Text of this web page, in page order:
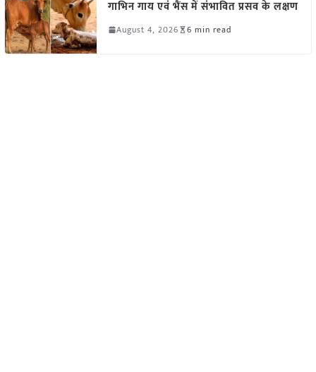
गाभिन गाय एवं भैंस में संभावित प्रसव के लक्षण
August 4, 2026 6 min read